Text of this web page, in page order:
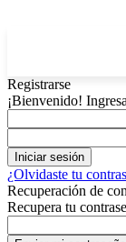
Registrarse
¡Bienvenido!
¿Olvidaste tu
Recuperación de
Recupera tu